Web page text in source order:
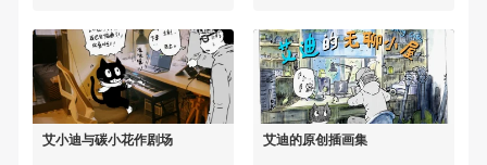
艾小迪与碳小花作剧场 艾迪的原创插画集